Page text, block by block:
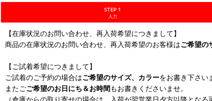
STEP 1
入力
【在庫状況のお問い合わせ、再入荷希望につきまして】
商品の在庫状況のお問い合わせ、再入荷希望のお客様はご希望の
【ご試着希望につきまして】
ご試着のご予約の場合はご希望のサイズ、カラーをお書き下さい
またごご希望のお日にち＆お時間もお書きくださいませ。
（倉庫からの取り寄せの場合は、入荷が翌営業日夕方以降となる